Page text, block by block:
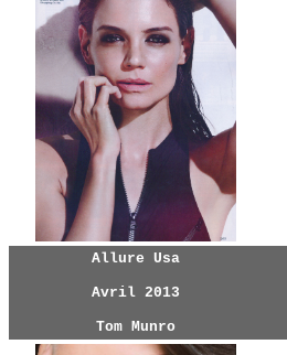
Allure Usa
Avril 2013
Tom Munro